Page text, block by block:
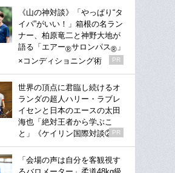
《山の神対談》「やっぱり“タ
イパ”がいい！」箱根の名ラン
ナー、柏原竜二と神野大地が
語る「エアー®サロンパス® 」
×コンディショニング術
PR
世界の頂点に君臨し続けるオ
ランダの超人ハリー・ラブレ
イセンと日本のエースの太田
海也「絶対王者から学ぶこ
と」《ケイリン国際対談②》
PR
「会場の声は自分を客観視す